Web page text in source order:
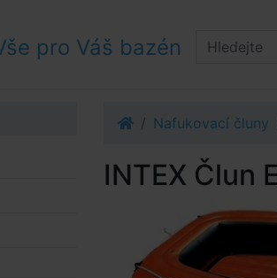
pro Váš bazén
Nafukovací čluny
INTEX Člun